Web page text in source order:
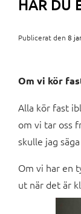
HAR DU
Publicerat den 8
Om vi kör
Alla kör fast
om vi tar oss
skulle jag
Om vi har en
ut när det är